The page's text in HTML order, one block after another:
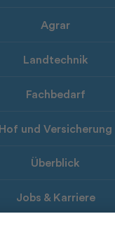
Agrar
Landtechnik
Fachbedarf
Hof und Versicherung
Überblick
Jobs & Karriere